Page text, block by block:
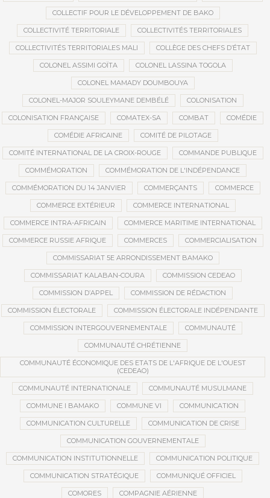
COLLECTIF POUR LE DÉVELOPPEMENT DE BAKO
COLLECTIVITÉ TERRITORIALE COLLECTIVITÉS TERRITORIALES
COLLECTIVITÉS TERRITORIALES MALI COLLÈGE DES CHEFS D’ÉTAT
COLONEL ASSIMI GOÏTA COLONEL LASSINA TOGOLA
COLONEL MAMADY DOUMBOUYA
COLONEL-MAJOR SOULEYMANE DEMBÉLÉ COLONISATION
COLONISATION FRANÇAISE COMATEX-SA COMBAT COMÉDIE
COMÉDIE AFRICAINE COMITÉ DE PILOTAGE
COMITÉ INTERNATIONAL DE LA CROIX-ROUGE COMMANDE PUBLIQUE
COMMÉMORATION COMMÉMORATION DE L'INDÉPENDANCE
COMMÉMORATION DU 14 JANVIER COMMERÇANTS COMMERCE
COMMERCE EXTÉRIEUR COMMERCE INTERNATIONAL
COMMERCE INTRA-AFRICAIN COMMERCE MARITIME INTERNATIONAL
COMMERCE RUSSIE AFRIQUE COMMERCES COMMERCIALISATION
COMMISSARIAT 5E ARRONDISSEMENT BAMAKO
COMMISSARIAT KALABAN-COURA COMMISSION CEDEAO
COMMISSION D’APPEL COMMISSION DE RÉDACTION
COMMISSION ÉLECTORALE COMMISSION ÉLECTORALE INDÉPENDANTE
COMMISSION INTERGOUVERNEMENTALE COMMUNAUTÉ
COMMUNAUTÉ CHRÉTIENNE
COMMUNAUTÉ ÉCONOMIQUE DES ETATS DE L'AFRIQUE DE L'OUEST
(CEDEAO)
COMMUNAUTÉ INTERNATIONALE COMMUNAUTÉ MUSULMANE
COMMUNE I BAMAKO COMMUNE VI COMMUNICATION
COMMUNICATION CULTURELLE COMMUNICATION DE CRISE
COMMUNICATION GOUVERNEMENTALE
COMMUNICATION INSTITUTIONNELLE COMMUNICATION POLITIQUE
COMMUNICATION STRATÉGIQUE COMMUNIQUÉ OFFICIEL
COMORES COMPAGNIE AÉRIENNE